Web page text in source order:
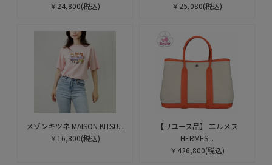
￥24,800(税込)
￥25,080(税込)
メゾンキツネ MAISON KITSU...
￥16,800(税込)
【リユース品】 エルメス
HERMES...
￥426,800(税込)